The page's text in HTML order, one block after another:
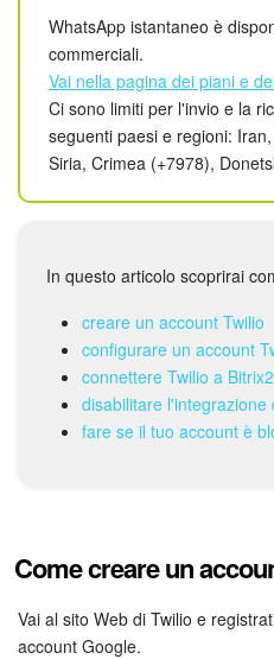
Feed
Messenger
Collab
Bitrix24 Drive
Webmail
Gruppi di lavoro
CRM
Prenotazione online
WhatsApp istantaneo è
commerciali.
Vai nella pagina dei piani e
Ci sono limiti per l'invio e la
seguenti paesi e regioni:
Siria, Crimea (+7978),
In questo articolo scoprirai
creare un account Twilio
configurare un account
connettere Twilio a
disabilitare l'integrazione
fare se il tuo account è
Come creare un
Vai al sito Web di Twilio e
account Google.